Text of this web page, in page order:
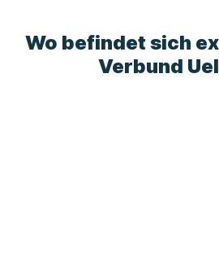
Wo befindet sich
Verbund